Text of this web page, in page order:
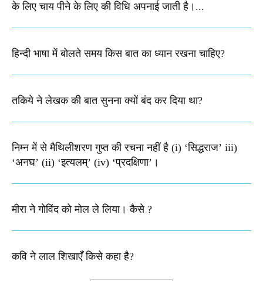
के लिए चाय पीने के लिए की विधि अपनाई जाती है।...
हिन्दी भाषा में बोलते समय किस बात का ध्यान रखना चाहिए?
तकिये ने लेखक की बात सुनना क्यों बंद कर दिया था?
निम्न में से मैथिलीशरण गुप्त की रचना नहीं है (i) ‘सिद्धराज’ iii)
‘अनघ’ (ii) ‘इत्यलम्’ (iv) ‘प्रदक्षिणा’।
मीरा ने गोविंद को मोल ले लिया। कैसे ?
कवि ने लाल शिखाएँ किसे कहा है?